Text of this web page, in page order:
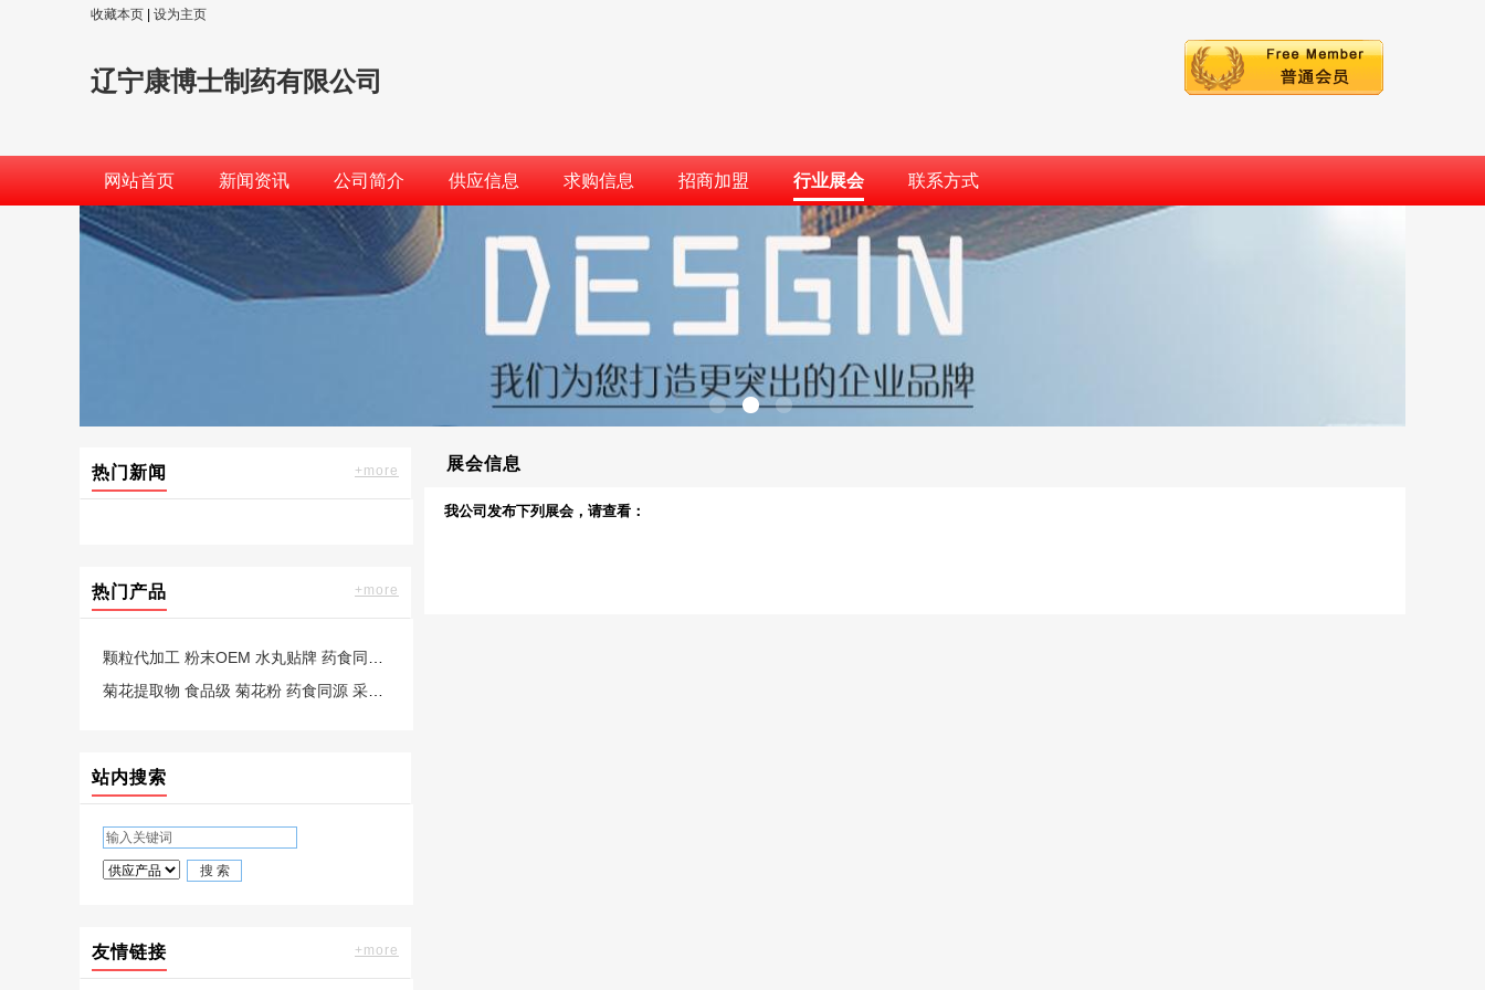
收藏本页 设为主页
辽宁康博士制药有限公司
网站首页 新闻资讯 公司简介 供应信息 求购信息 招商加盟 行业展会 联系方式
+more
热门新闻
+more
热门产品
站内搜索
+more
友情链接
展会信息
我公司发布下列展会，请查看：